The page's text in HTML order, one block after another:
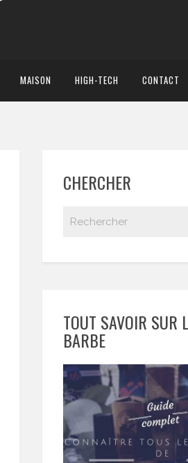
MAISON HIGH-TECH CONTACT
CHERCHER
TOUT SAVOIR SUR
BARBE